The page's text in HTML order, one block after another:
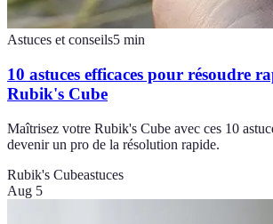
Astuces et conseils5 min
10 astuces efficaces pour résoudre
Rubik's Cube
Maîtrisez votre Rubik's Cube avec ces 10
devenir un pro de la résolution rapide.
Rubik's Cubeastuces
Aug 5